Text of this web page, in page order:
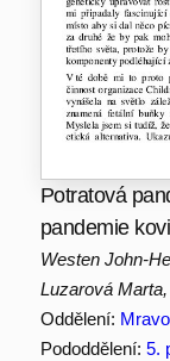
Potratová
pandemie
Westen John-
Luzarová
Oddělení:
Pododdělení: 5.